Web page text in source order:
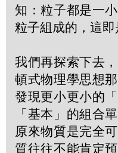
知：粒子都是一
粒子組成的，這
我們再探索下去
頓式物理學思想
發現更小更小的
「基本」的組合
原來物質是完全
質往往不能肯定